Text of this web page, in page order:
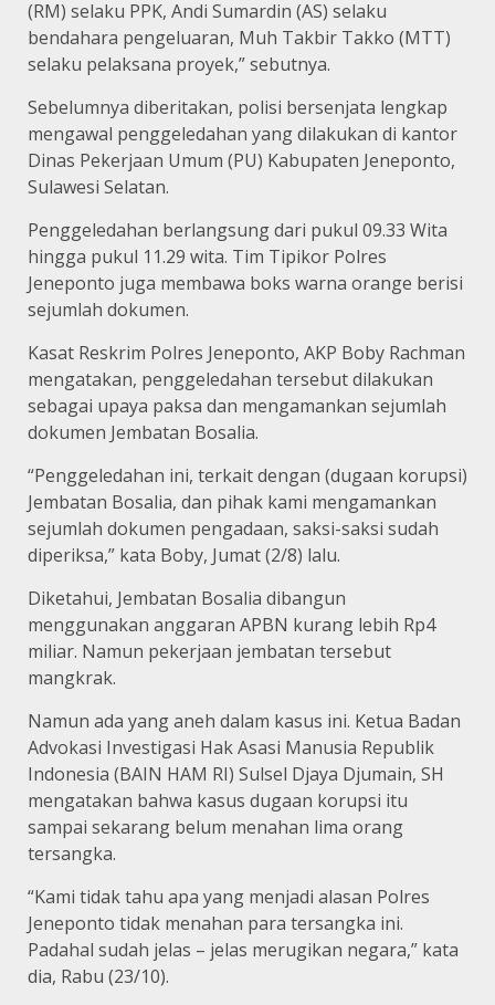
(RM) selaku PPK, Andi Sumardin (AS) selaku
bendahara pengeluaran, Muh Takbir Takko (MTT)
selaku pelaksana proyek,” sebutnya.
Sebelumnya diberitakan, polisi bersenjata lengkap
mengawal penggeledahan yang dilakukan di kantor
Dinas Pekerjaan Umum (PU) Kabupaten Jeneponto,
Sulawesi Selatan.
Penggeledahan berlangsung dari pukul 09.33 Wita
hingga pukul 11.29 wita. Tim Tipikor Polres
Jeneponto juga membawa boks warna orange berisi
sejumlah dokumen.
Kasat Reskrim Polres Jeneponto, AKP Boby Rachman
mengatakan, penggeledahan tersebut dilakukan
sebagai upaya paksa dan mengamankan sejumlah
dokumen Jembatan Bosalia.
“Penggeledahan ini, terkait dengan (dugaan korupsi)
Jembatan Bosalia, dan pihak kami mengamankan
sejumlah dokumen pengadaan, saksi-saksi sudah
diperiksa,” kata Boby, Jumat (2/8) lalu.
Diketahui, Jembatan Bosalia dibangun
menggunakan anggaran APBN kurang lebih Rp4
miliar. Namun pekerjaan jembatan tersebut
mangkrak.
Namun ada yang aneh dalam kasus ini. Ketua Badan
Advokasi Investigasi Hak Asasi Manusia Republik
Indonesia (BAIN HAM RI) Sulsel Djaya Djumain, SH
mengatakan bahwa kasus dugaan korupsi itu
sampai sekarang belum menahan lima orang
tersangka.
“Kami tidak tahu apa yang menjadi alasan Polres
Jeneponto tidak menahan para tersangka ini.
Padahal sudah jelas – jelas merugikan negara,” kata
dia, Rabu (23/10).